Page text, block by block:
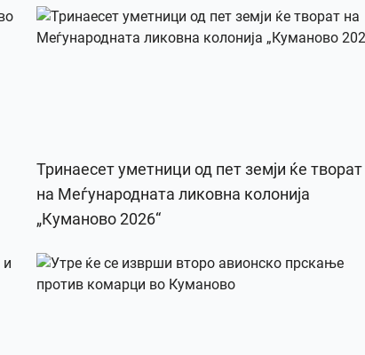
Тринаесет уметници од пет земји ќе творат
на Меѓународната ликовна колонија
„Куманово 2026“